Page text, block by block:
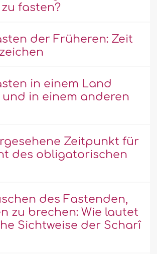
zu fasten?
der Früheren: Zeit
in einem Land
in einem anderen
Zeitpunkt für
des obligatorischen
des Fastenden,
zu brechen: Wie lautet
Sichtweise der Scharî